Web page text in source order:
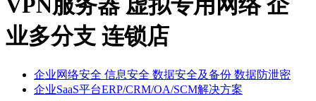
VPN服务器 虚拟专用网络 企
业多分支 连锁店
企业网络安全 信息安全 数据安全及备份 数据防泄密
企业SaaS平台ERP/CRM/OA/SCM解决方案